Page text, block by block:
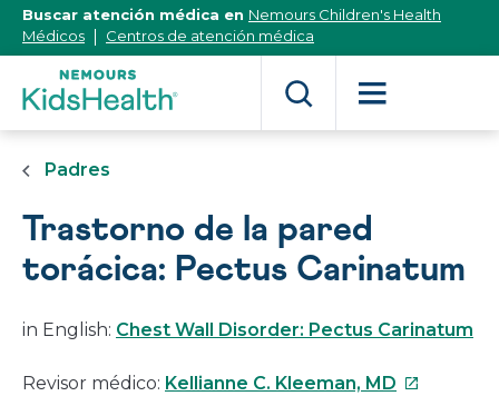
[Skip
Content]
Buscar atención médica en Nemours Children's Health
Médicos
Centros de atención médica
Padres
Trastorno de la pared
torácica: Pectus Carinatum
in English: Chest Wall Disorder: Pectus Carinatum
Revisor médico: Kellianne C. Kleeman, MD Este